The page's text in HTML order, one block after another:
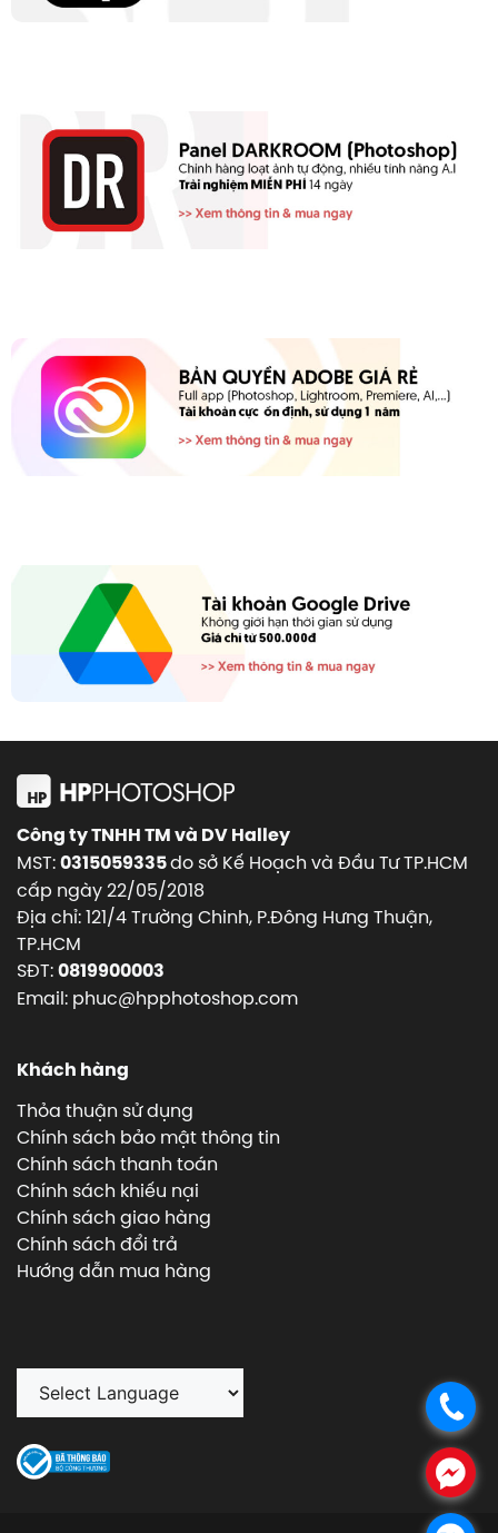
.
.
Công ty TNHH TM và DV Halley
MST:0315059335do sở Kế Hoạch và Đầu Tư TP.HCM
cấp ngày 22/05/2018
Địa chỉ: 121/4 Trường Chinh, P.Đông Hưng Thuận,
TP.HCM
SĐT:0819900003
Email: phuc@hpphotoshop.com
Khách hàng
Thỏa thuận sử dụng
Chính sách bảo mật thông tin
Chính sách thanh toán
Chính sách khiếu nại
Chính sách giao hàng
Chính sách đổi trả
Hướng dẫn mua hàng